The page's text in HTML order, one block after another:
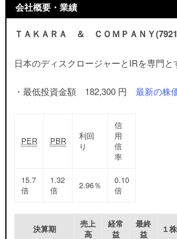
会社概要・業績
ＴＡＫＡＲＡ ＆ ＣＯＭＰＡＮＹ
日本のディスクロージャーとIRを専門
・最低投資金額 182,300 円最新の株
PER PBR
利回
り
信
用
倍
率
15.7
倍
1.32
倍
2.96％
0.10
倍
決算期
売上
高
経常
益
最終
益
１